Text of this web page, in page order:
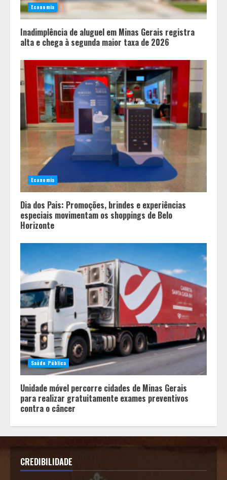
Economia
Inadimplência de aluguel em Minas Gerais registra
alta e chega à segunda maior taxa de 2026
Economia
Dia dos Pais: Promoções, brindes e experiências
especiais movimentam os shoppings de Belo
Horizonte
Saúde Pública
Unidade móvel percorre cidades de Minas Gerais
para realizar gratuitamente exames preventivos
contra o câncer
CREDIBILIDADE